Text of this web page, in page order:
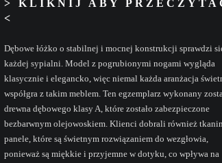
> KLIKNIJ ABY
<
Dębowe łóżko o stabilnej i mocnej konstrukcji sprawdzi
każdej sypialni. Model z pogrubionymi nogami wygląda
klasycznie i elegancko, więc niemal każda aranżacja
współgra z takim meblem. Ten egzemplarz wykonany
drewna dębowego klasy A, które zostało zabezpieczone
bezbarwnym olejowoskiem. Klienci dobrali również
panele, które są świetnym rozwiązaniem do wezgłowia,
ponieważ są miękkie i przyjemne w dotyku, co wpływa na